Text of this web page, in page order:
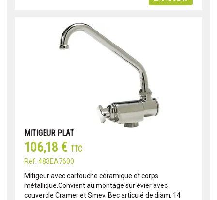
MITIGEUR PLAT
106,18 € TTC
Réf: 483EA7600
Mitigeur avec cartouche céramique et corps
métallique.Convient au montage sur évier avec
couvercle Cramer et Smev. Bec articulé de diam. 14